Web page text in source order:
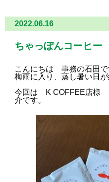
2022.06.16
ちゃっぽんコーヒー
こんにちは 事務の石田で
梅雨に入り、蒸し暑い日
今回は K COFFEE店様
介です。